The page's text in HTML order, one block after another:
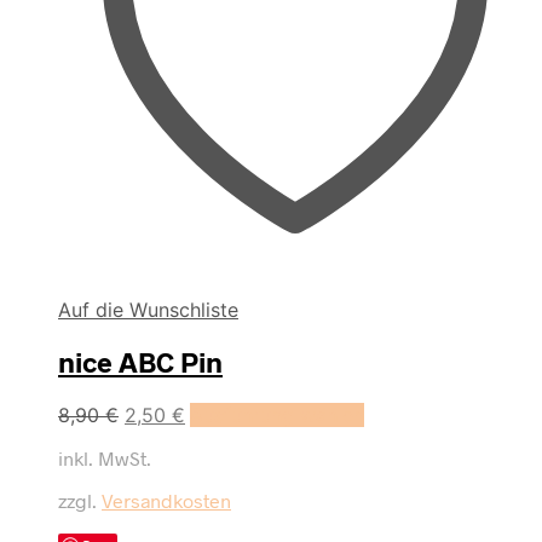
Auf die Wunschliste
nice ABC Pin
8,90€ 2,50 €
inkl. MwSt.
zzgl. Versandkosten